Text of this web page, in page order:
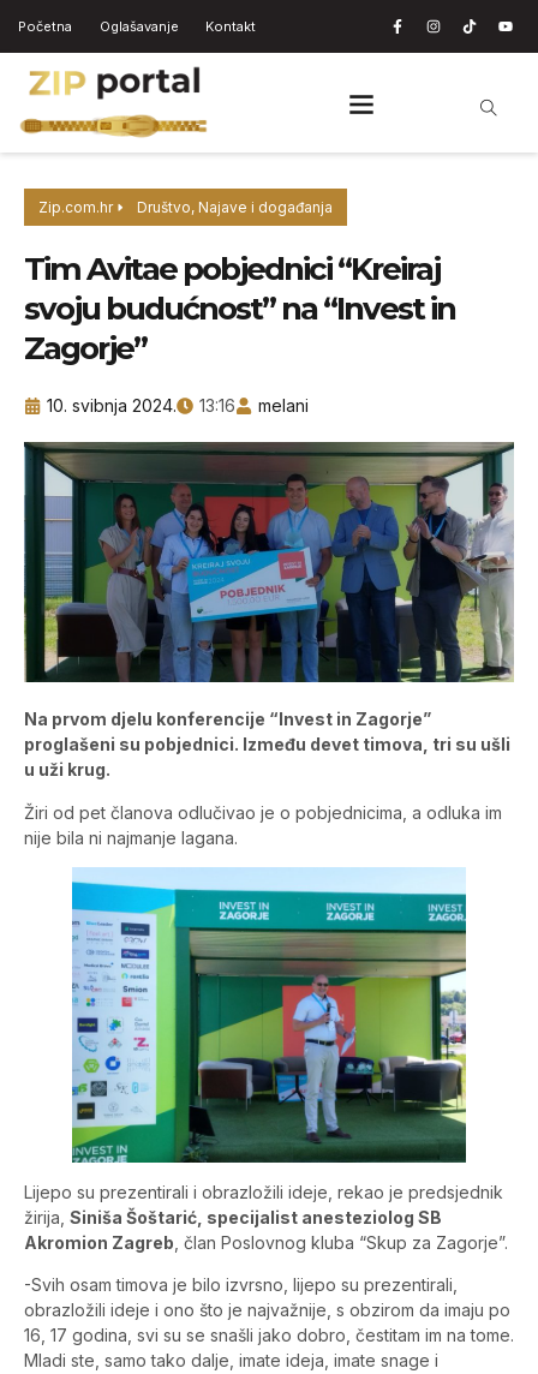
Početna Oglašavanje Kontakt
Zip.com.hr Društvo, Najave i događanja
Tim Avitae pobjednici “Kreiraj
svoju budućnost” na “Invest in
Zagorje”
10. svibnja 2024. 13:16 melani
Na prvom djelu konferencije “Invest in Zagorje”
proglašeni su pobjednici. Između devet timova, tri su ušli
u uži krug.
Žiri od pet članova odlučivao je o pobjednicima, a odluka im
nije bila ni najmanje lagana.
Lijepo su prezentirali i obrazložili ideje, rekao je predsjednik
žirija, Siniša Šoštarić, specijalist anesteziolog SB
Akromion Zagreb , član Poslovnog kluba “Skup za Zagorje”.
-Svih osam timova je bilo izvrsno, lijepo su prezentirali,
obrazložili ideje i ono što je najvažnije, s obzirom da imaju po
16, 17 godina, svi su se snašli jako dobro, čestitam im na tome.
Mladi ste, samo tako dalje, imate ideja, imate snage i